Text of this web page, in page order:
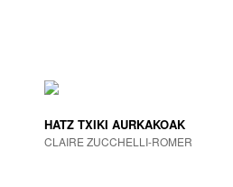
HATZ TXIKI AURKAKOAK
CLAIRE ZUCCHELLI-ROMER